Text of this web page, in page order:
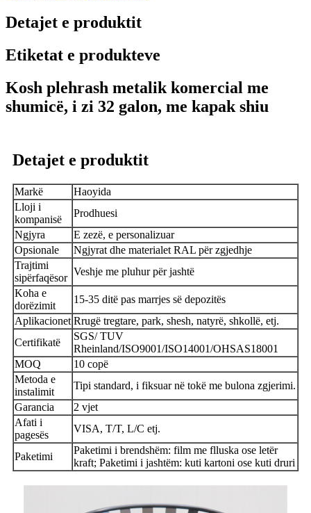
Detajet e produktit
Etiketat e produkteve
Kosh plehrash metalik komercial me
shumicë, i zi 32 galon, me kapak shiu
Detajet e produktit
Markë
Haoyida
Lloji i
kompanisë
Prodhuesi
Ngjyra
E zezë, e personalizuar
Opsionale
Ngjyrat dhe materialet RAL për zgjedhje
Trajtimi
sipërfaqësor
Veshje me pluhur për jashtë
Koha e
dorëzimit
15-35 ditë pas marrjes së depozitës
Aplikacionet Rrugë tregtare, park, shesh, natyrë, shkollë, etj.
Certifikatë
SGS/ TUV
Rheinland/ISO9001/ISO14001/OHSAS18001
MOQ
10 copë
Metoda e
instalimit
Tipi standard, i fiksuar në tokë me bulona zgjerimi.
Garancia
2 vjet
Afati i
pagesës
VISA, T/T, L/C etj.
Paketimi
Paketimi i brendshëm: film me flluska ose letër
kraft; Paketimi i jashtëm: kuti kartoni ose kuti druri